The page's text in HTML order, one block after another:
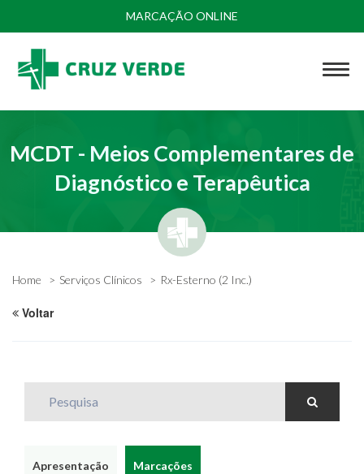
MARCAÇÃO ONLINE
MCDT - Meios Complementares de
Diagnóstico e Terapêutica
Home Serviços Clínicos Rx-Esterno (2 Inc.)
Voltar
Apresentação Marcações